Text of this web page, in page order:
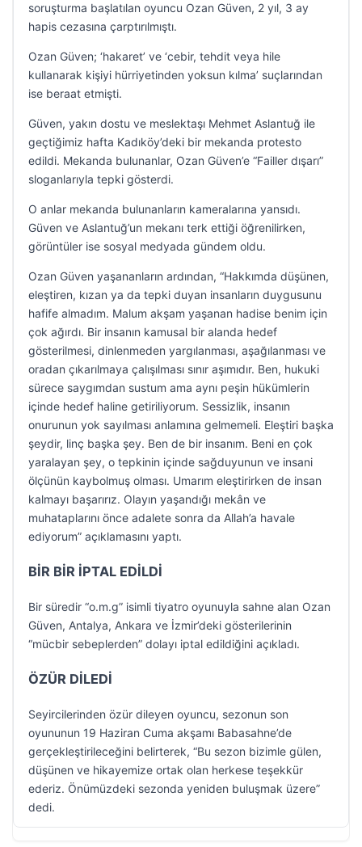
soruşturma başlatılan oyuncu Ozan Güven, 2 yıl, 3 ay
hapis cezasına çarptırılmıştı.
Ozan Güven; ‘hakaret’ ve ‘cebir, tehdit veya hile
kullanarak kişiyi hürriyetinden yoksun kılma’ suçlarından
ise beraat etmişti.
Güven, yakın dostu ve meslektaşı Mehmet Aslantuğ ile
geçtiğimiz hafta Kadıköy’deki bir mekanda protesto
edildi. Mekanda bulunanlar, Ozan Güven’e “Failler dışarı”
sloganlarıyla tepki gösterdi.
O anlar mekanda bulunanların kameralarına yansıdı.
Güven ve Aslantuğ’un mekanı terk ettiği öğrenilirken,
görüntüler ise sosyal medyada gündem oldu.
Ozan Güven yaşananların ardından, “Hakkımda düşünen,
eleştiren, kızan ya da tepki duyan insanların duygusunu
hafife almadım. Malum akşam yaşanan hadise benim için
çok ağırdı. Bir insanın kamusal bir alanda hedef
gösterilmesi, dinlenmeden yargılanması, aşağılanması ve
oradan çıkarılmaya çalışılması sınır aşımıdır. Ben, hukuki
sürece saygımdan sustum ama aynı peşin hükümlerin
içinde hedef haline getiriliyorum. Sessizlik, insanın
onurunun yok sayılması anlamına gelmemeli. Eleştiri başka
şeydir, linç başka şey. Ben de bir insanım. Beni en çok
yaralayan şey, o tepkinin içinde sağduyunun ve insani
ölçünün kaybolmuş olması. Umarım eleştirirken de insan
kalmayı başarırız. Olayın yaşandığı mekân ve
muhataplarını önce adalete sonra da Allah’a havale
ediyorum” açıklamasını yaptı.
BİR BİR İPTAL EDİLDİ
Bir süredir “o.m.g” isimli tiyatro oyunuyla sahne alan Ozan
Güven, Antalya, Ankara ve İzmir’deki gösterilerinin
“mücbir sebeplerden” dolayı iptal edildiğini açıkladı.
ÖZÜR DİLEDİ
Seyircilerinden özür dileyen oyuncu, sezonun son
oyununun 19 Haziran Cuma akşamı Babasahne’de
gerçekleştirileceğini belirterek, “Bu sezon bizimle gülen,
düşünen ve hikayemize ortak olan herkese teşekkür
ederiz. Önümüzdeki sezonda yeniden buluşmak üzere”
dedi.